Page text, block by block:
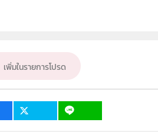
สถาบันส่งเสริม
หมาย
เพิ่มในรายการโปรด